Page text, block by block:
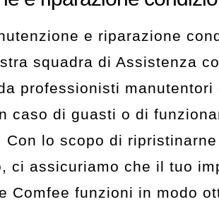
e riparazione
squadra di Assistenza
professionisti
caso di guasti o di
Con lo scopo di
ci assicuriamo che il tuo
Comfee funzioni in modo